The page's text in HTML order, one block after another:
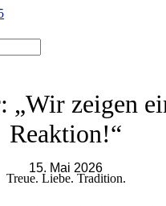
„Wir zeigen
Reaktion!“
15. Mai 2026
Treue. Liebe. Tradition.